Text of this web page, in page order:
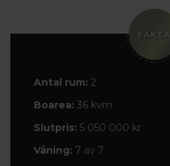
FAKTA
Antal rum: 2
Boarea: 36 kvm
Slutpris: 5 050 000 kr
Våning: 7 av 7